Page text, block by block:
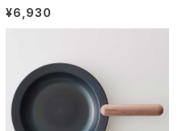
stand ブラウン
¥6,930